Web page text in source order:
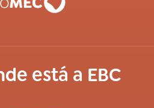
está a EBC